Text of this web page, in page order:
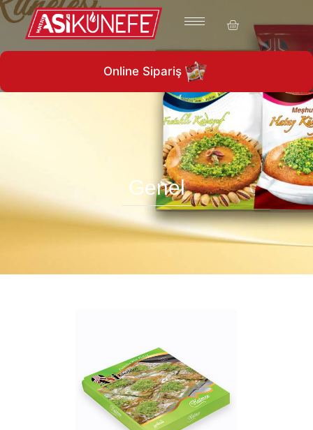
1960’ tan günümüze…
Online Sipariş
Genel